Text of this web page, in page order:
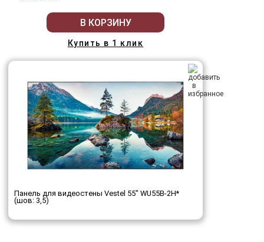
В КОРЗИНУ
Купить в 1 клик
Панель для видеостены Vestel 55" WU55B-2H*
(шов: 3,5)